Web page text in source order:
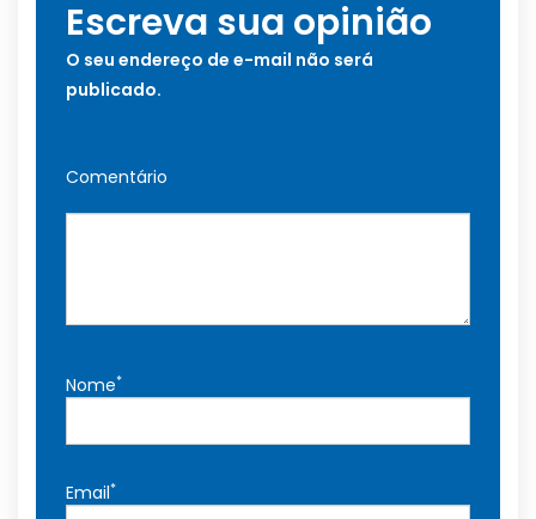
Escreva sua opinião
O seu endereço de e-mail não será
publicado.
Comentário
Nome*
Email*